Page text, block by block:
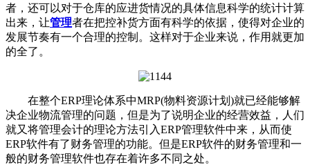
者，还可以对于仓库的应进货情况的具体信息科学的统计计算
出来，让管理者在把控补货方面有科学的依据，使得对企业的
发展节奏有一个合理的控制。这样对于企业来说，作用就更加
的全了。
在整个ERP理论体系中MRP(物料资源计划)就已经能够解
决企业物流管理的问题，但是为了说明企业的经营效益，人们
就又将管理会计的理论方法引入ERP管理软件中来，从而使
ERP软件有了财务管理的功能。但是ERP软件的财务管理和一
般的财务管理软件也存在着许多不同之处。